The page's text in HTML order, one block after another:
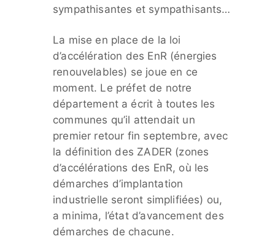
sympathisantes et sympathisants…
La mise en place de la loi
d’accélération des EnR (énergies
renouvelables) se joue en ce
moment. Le préfet de notre
département a écrit à toutes les
communes qu’il attendait un
premier retour fin septembre, avec
la définition des ZADER (zones
d’accélérations des EnR, où les
démarches d’implantation
industrielle seront simplifiées) ou,
a minima, l’état d’avancement des
démarches de chacune.